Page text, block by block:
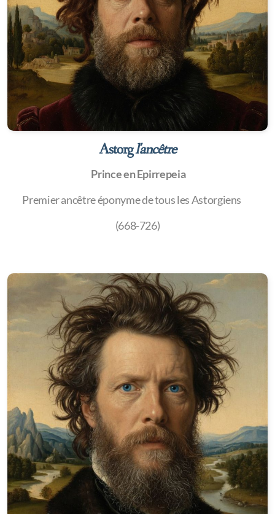
Astorgl'ancêtre
Prince en Epirrepeia
Premier ancêtre éponyme de tous les Astorgiens
(668-726)
Periorismos
Katanalosi
Fanatico
Pohibiel
Aldatma
Ordre des Chevaliers d'Olethros
Ordre de la Panthère d'Exartisi
Ordre Astorgien d'Olethros
Ordre de la Couronne d'Olethros
Ordre de la Grenade d'Olethros
Ordre de la Nature d'Olethros
Ordre Primatal de Saint Haakon
Ordre National d'Olethros